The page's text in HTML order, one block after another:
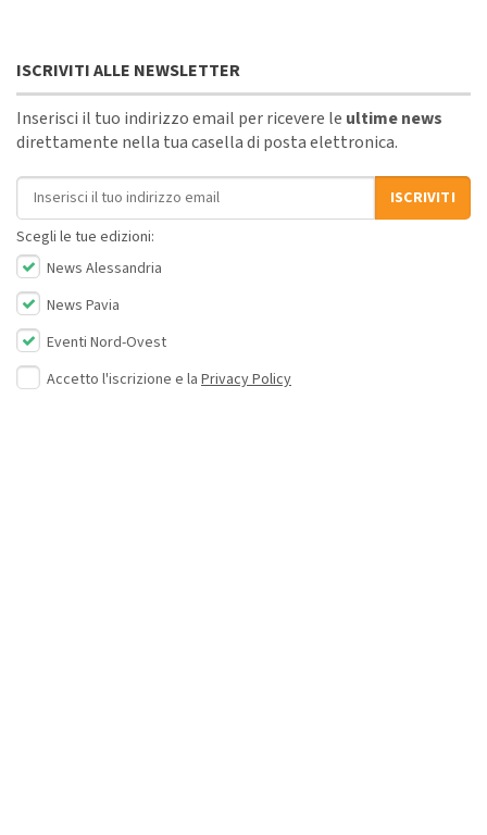
ISCRIVITI ALLE NEWSLETTER
Inserisci il tuo indirizzo email per ricevere le ultime news
direttamente nella tua casella di posta elettronica.
Indirizzo email
ISCRIVITI
Scegli le tue edizioni:
News Alessandria
News Pavia
Eventi Nord-Ovest
Accetto l'iscrizione e la Privacy Policy